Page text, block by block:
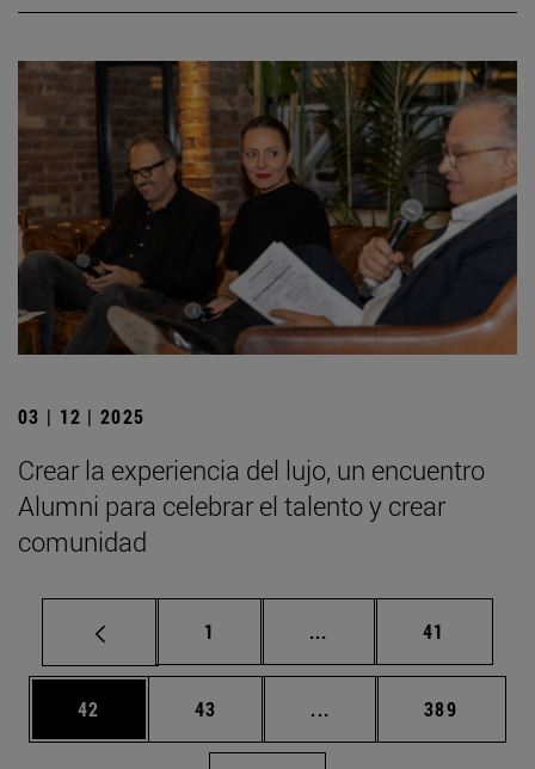
03 | 12 | 2025
Crear la experiencia del lujo, un encuentro
Alumni para celebrar el talento y crear
comunidad
Página
1 ... Páginas intermedias
Página
41
Página
42 Página
43 ... Páginas intermedias
Página
389